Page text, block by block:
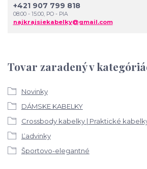
Tovar zaradený v
Novinky
DÁMSKE KABELKY
Crossbody kabelky | Praktické
Ľadvinky
Športovo-elegantné
+421 907 799 818
08:00 - 15:00, PO - PIA
najkrajsiekabelky@gmail.com